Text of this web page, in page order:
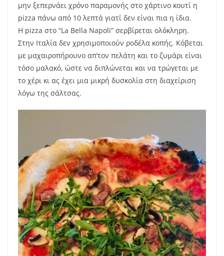
μην ξεπερνάει χρόνο παραμονής στο χάρτινο κουτί η
pizza πάνω από 10 λεπτά γιατί δεν είναι πια η ίδια.
Η pizza στο “La Bella Napoli” σερβίρεται ολόκληρη.
Στην Ιταλία δεν χρησιμοποιούν ροδέλα κοπής. Κόβεται
με μαχαιροπήρουνο απ’τον πελάτη και το ζυμάρι είναι
τόσο μαλακό, ώστε να διπλώνεται και να τρώγεται με
το χέρι κι ας έχει μια μικρή δυσκολία στη διαχείριση
λόγω της σάλτσας.